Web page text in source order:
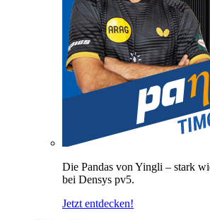
Die Pandas von Yingli – stark
bei Densys pv5.
Jetzt entdecken!